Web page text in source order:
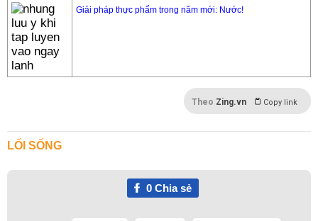
Giải pháp thực phẩm trong năm mới: Nước!
Theo Zing.vn Copy link
LỐI SỐNG
0Chia sẻ